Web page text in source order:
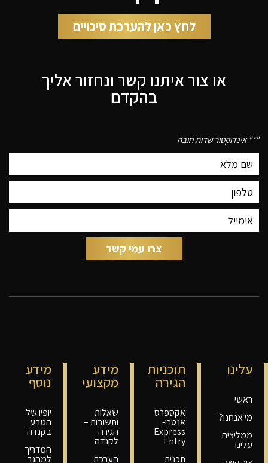
לחץ כאן להערכת סיכויים
או צור איתנו קשר ונחזור אליך
בהקדם
"
*" אינדוקטור שדות חובה
עלינו
ראשי
מי אנחנו?
ממליצים
עלינו
תוכניות
הגירה
אקספרס
אנטרי-
Express
Entry
תכנית
מידע
מקצועי
שאלות
ותשובות –
הגירה
לקנדה
הערכת
מידע
נוסף
יופיו של
הטבע
בקנדה
המדריך
למהגר